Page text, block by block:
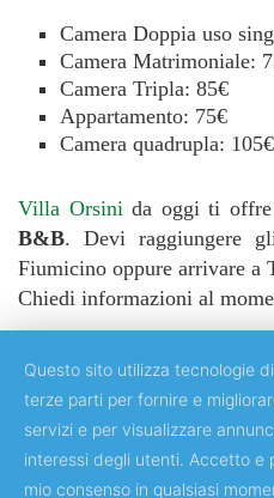
Camera Doppia uso
Camera Matrimoniale:
Camera Tripla: 85€
Appartamento: 75€
Camera quadrupla: 105€
Villa Orsinida oggi ti
B&B. Devi raggiungere
Fiumicino oppure arrivare a
Chiedi informazioni al
Copyright © 2018 Università degli
Questo sito utilizza tecnologie
terze parti per fornire e
servizi e per visualizzare
interessi degli utenti. Accetto e
mio consenso in qualsiasi